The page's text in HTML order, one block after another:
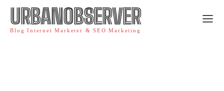
URBANOBSERVER
Blog Internet Marketer & SEO Marketing